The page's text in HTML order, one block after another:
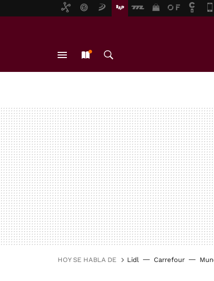
HOY SE HABLA DE Lidl Carrefour